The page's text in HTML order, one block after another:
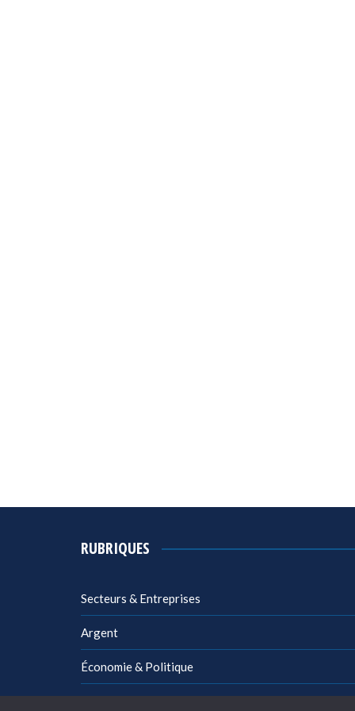
RUBRIQUES
Secteurs & Entreprises
Argent
Économie & Politique
Management